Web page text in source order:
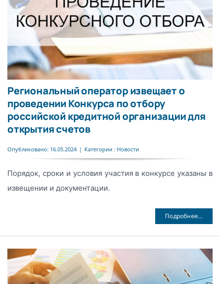
Региональный оператор извещает о
проведении Конкурса по отбору
российской кредитной организации для
открытия счетов
Опубликовано: 16.05.2024 | Категории : Новости
Порядок, сроки и условия участия в конкурсе указаны в
извещении и документации.
Подробнее…